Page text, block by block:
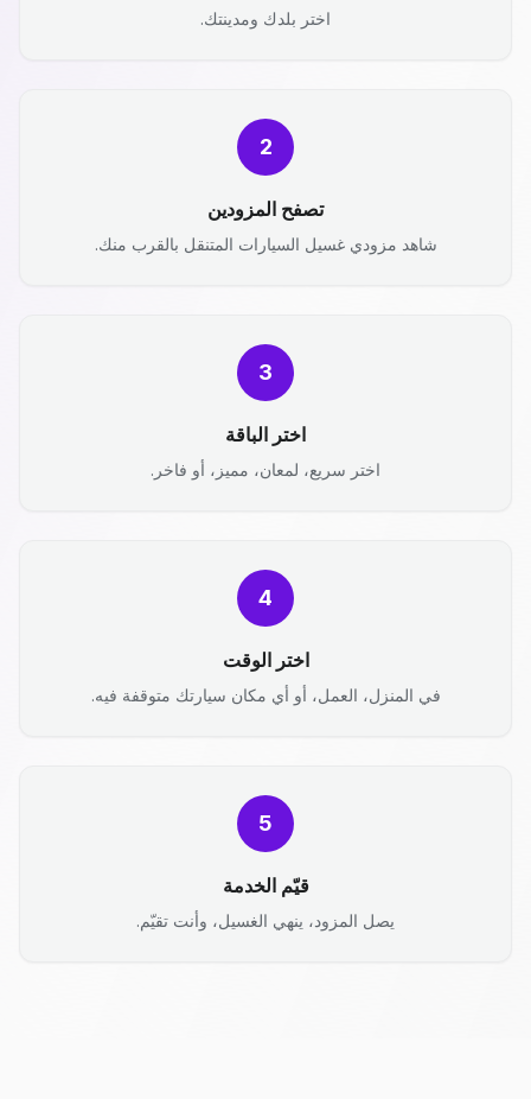
اختر بلدك ومدينتك.
2
تصفح المزودين
شاهد مزودي غسيل السيارات المتنقل بالقرب منك.
3
اختر الباقة
اختر سريع، لمعان، مميز، أو فاخر.
4
اختر الوقت
في المنزل، العمل، أو أي مكان سيارتك متوقفة فيه.
5
قيّم الخدمة
يصل المزود، ينهي الغسيل، وأنت تقيّم.